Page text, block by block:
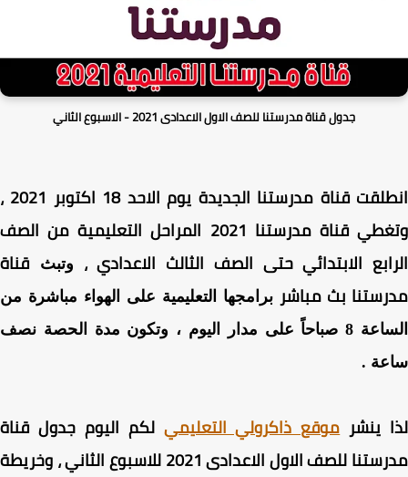
جدول قناة مدرستنا للصف الاول الاعدادى 2021 - الاسبوع الثاني
انطلقت قناة مدرستنا الجديدة يوم الاحد 18 اكتوبر 2021 ،
وتغطي قناة مدرستنا 2021 المراحل التعليمية من الصف
الابتدائي حتى الصف الثالث الاعدادي ، وتبثقناة
بث مباشربرامجها التعليمية على الهواء مباشرة من
الساعة 8 صباحاً على مدار اليوم ، وتكون مدة الحصة نصف
.
ينشرموقع ذاكرولي التعليميلكم اليوم جدول قناة
مدرستنا للصف الاول الاعدادى 2021 للاسبوع الثاني ، وخريطة